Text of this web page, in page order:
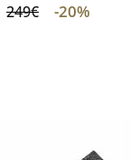
249€ -20%